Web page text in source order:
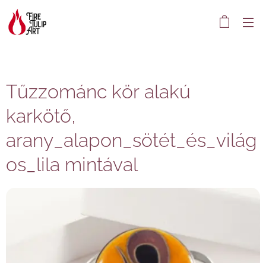
Tűzzománc kör alakú
karkötő,
arany_alapon_sötét_és_világ
os_lila mintával